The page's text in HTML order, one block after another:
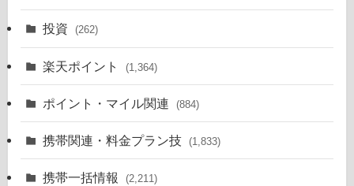
投資 (262)
楽天ポイント (1,364)
ポイント・マイル関連 (884)
携帯関連・料金プラン技 (1,833)
携帯一括情報 (2,211)